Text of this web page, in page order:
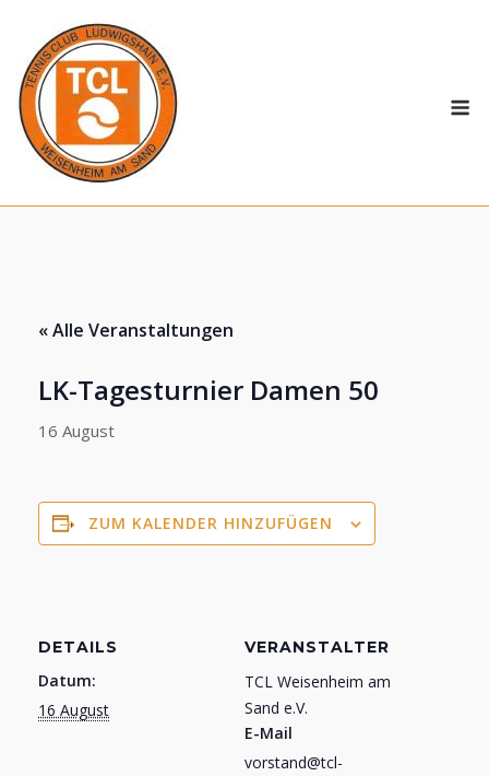
content
« Alle Veranstaltungen
LK-Tagesturnier Damen 50
16 August
ZUM KALENDER HINZUFÜGEN
DETAILS
Datum:
16 August
VERANSTALTER
TCL Weisenheim am
Sand e.V.
E-Mail
vorstand@tcl-